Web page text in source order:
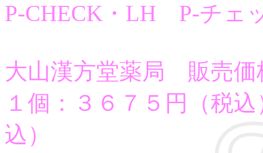
P-CHECK・LH P-チェ
大山漢方堂薬局 販売価
１個：３６７５円（税
込）